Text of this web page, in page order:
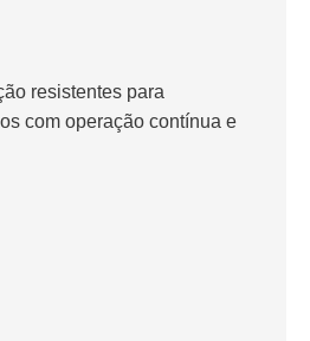
resistentes para
com operação contínua e